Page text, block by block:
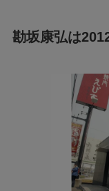
勘坂康弘は